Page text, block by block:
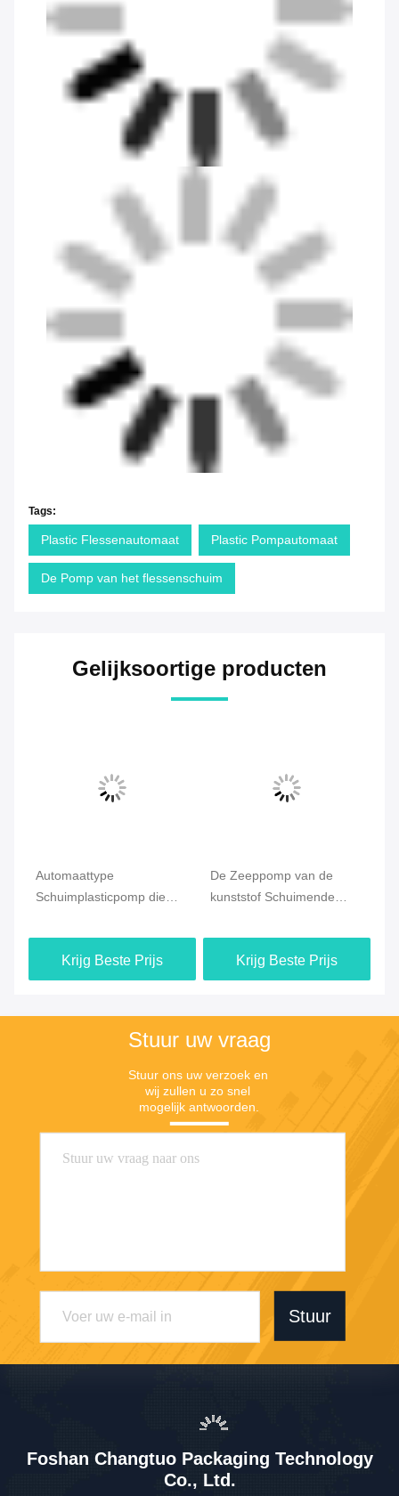
Tags:
Plastic Flessenautomaat Plastic Pompautomaat
De Pomp van het flessenschuim
Gelijksoortige producten
Automaattype
Schuimplasticpomp die
Outputhuid schoonmaken
Krijg Beste Prijs
De Zeeppomp van de
kunststof Schuimende
Schuimautomaat voor
HuidzorgKrijg Beste Prijs
Stuur uw vraag
Stuur ons uw verzoek en
wij zullen u zo snel
mogelijk antwoorden.
Stuur
Foshan Changtuo Packaging Technology
Co., Ltd.